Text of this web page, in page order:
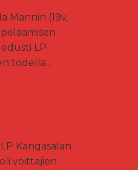
Mannin (19v,
LP
todella...
Kangasalan
voittajien